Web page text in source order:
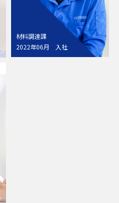
材料調達課
2022年06月 入社